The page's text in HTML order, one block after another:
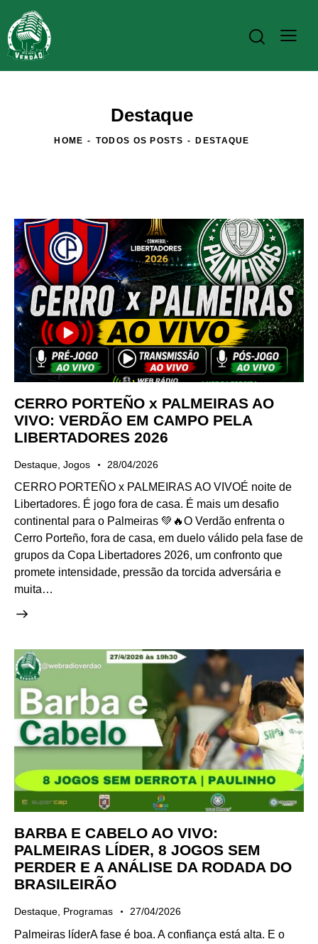
Destaque
HOME TODOS OS POSTS DESTAQUE
CERRO PORTEÑO x PALMEIRAS AO
VIVO: VERDÃO EM CAMPO PELA
LIBERTADORES 2026
Destaque Jogos 28/04/2026
CERRO PORTEÑO x PALMEIRAS AO VIVOÉ noite de
Libertadores. É jogo fora de casa. É mais um desafio
continental para o Palmeiras 💚🔥O Verdão enfrenta o
Cerro Porteño, fora de casa, em duelo válido pela fase de
grupos da Copa Libertadores 2026, um confronto que
promete intensidade, pressão da torcida adversária e
muita…
BARBA E CABELO AO VIVO:
PALMEIRAS LÍDER, 8 JOGOS SEM
PERDER E A ANÁLISE DA RODADA DO
BRASILEIRÃO
Destaque Programas 27/04/2026
Palmeiras líderA fase é boa. A confiança está alta. E o